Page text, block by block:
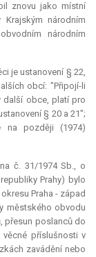
znovu jako místní
národním
národním
je ustanovení § 22,
obcí: "Připojí-li
další obce, platí pro
§ 20 a 21";
na později (1974)
č. 31/1974 Sb., o
Prahy) bylo
Praha - západ
městského obvodu
přesun poslanců do
příslušnosti v
zavádění nebo